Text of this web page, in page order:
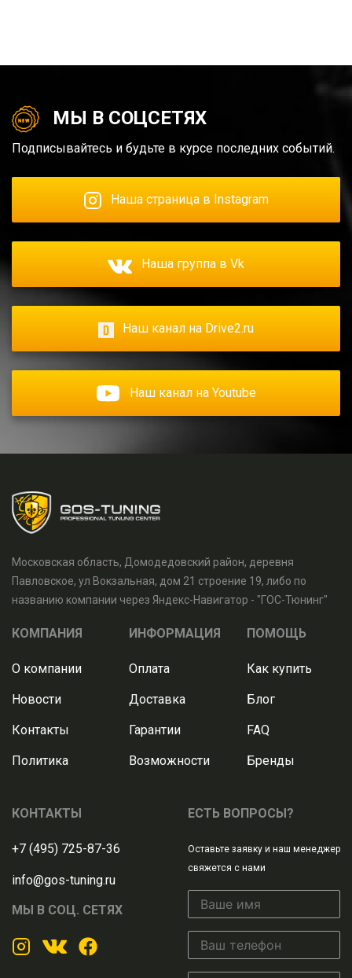
МЫ В СОЦСЕТЯХ
Подписывайтесь и будьте в курсе последних событий.
Наша страница в Instagram
Наша группа в Vk
Наш канал на Drive2.ru
Наш канал на Youtube
Московская область, Домодедовский район, деревня
Павловское, ул Вокзальная, дом 21 строение 19, либо по
названию компании через Яндекс-Навигатор - "ГОС-Тюнинг"
КОМПАНИЯ
О компании
Новости
Контакты
Политика
ИНФОРМАЦИЯ
Оплата
Доставка
Гарантии
Возможности
ПОМОЩЬ
Как купить
Блог
FAQ
Бренды
КОНТАКТЫ
+7 (495) 725-87-36
info@gos-tuning.ru
МЫ В СОЦ. СЕТЯХ
ЕСТЬ ВОПРОСЫ?
Оставьте заявку и наш менеджер
свяжется с нами